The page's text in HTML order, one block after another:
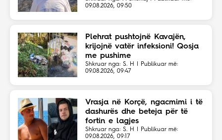
09.08.2026, 09:50
Plehrat pushtojnë Kavajën,
krijojnë vatër infeksioni! Qosja
me pushime
Shkruar nga: S. H | Publikuar më:
09.08.2026, 09:47
Vrasja në Korçë, ngacmimi i të
dashurës dhe beteja për të
fortin e lagjes
Shkruar nga: S. H | Publikuar më:
09.08.2026, 09:17